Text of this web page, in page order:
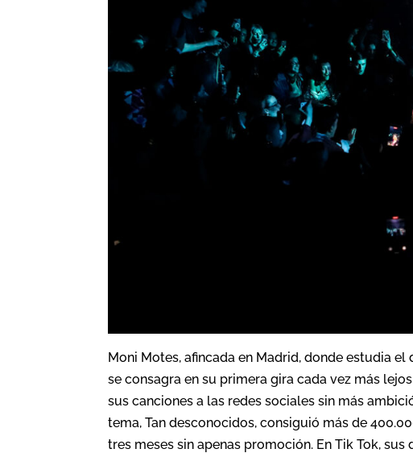
Moni Motes, afincada en Madrid, donde estudia
se consagra en su primera gira cada vez más
sus canciones a las redes sociales sin más
tema, Tan desconocidos, consiguió más de
tres meses sin apenas promoción. En Tik Tok,